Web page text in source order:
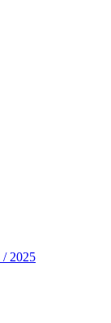
/ 2025